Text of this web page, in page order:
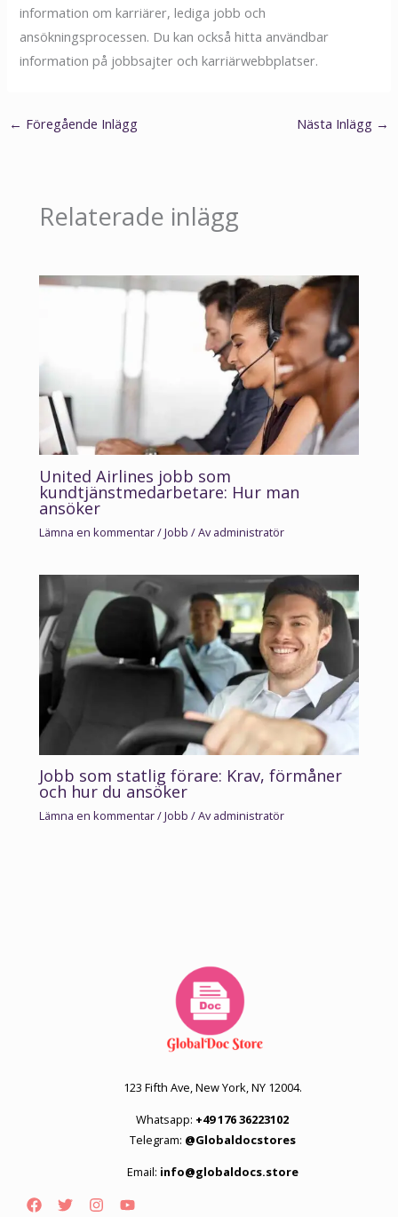
information om karriärer, lediga jobb och
ansökningsprocessen. Du kan också hitta användbar
information på jobbsajter och karriärwebbplatser.
← Föregående Inlägg Nästa Inlägg →
Relaterade inlägg
United Airlines jobb som
kundtjänstmedarbetare: Hur man
ansöker
Lämna en kommentar/Jobb / Avadministratör
Jobb som statlig förare: Krav, förmåner
och hur du ansöker
Lämna en kommentar/Jobb / Avadministratör
123 Fifth Ave, New York, NY 12004.
Whatsapp: +49 176 36223102
Telegram: @Globaldocstores
Email: info@globaldocs.store